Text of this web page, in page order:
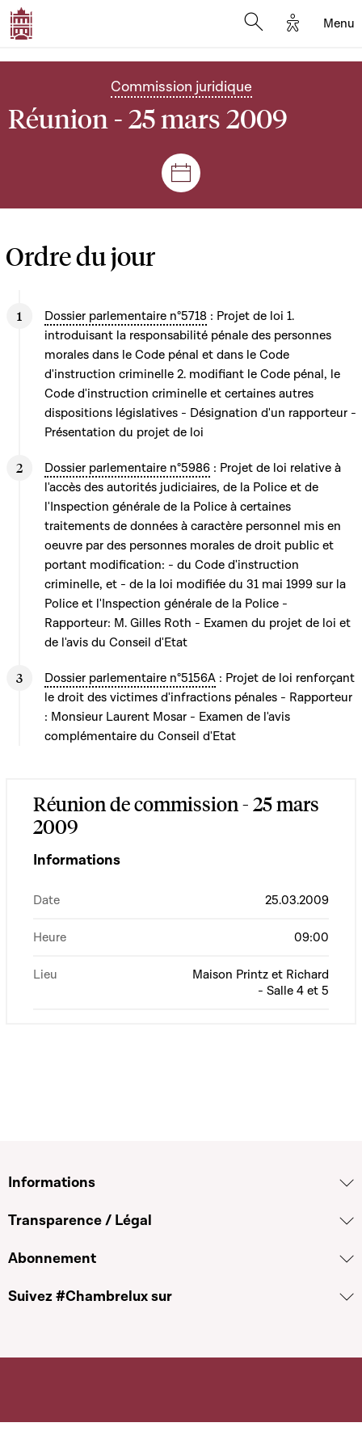
Options
Menu
Commission juridique
Réunion - 25 mars 2009
Séances et réunions
Ordre du jour
Dossier parlementaire n°5718 : Projet de loi 1.
introduisant la responsabilité pénale des personnes
morales dans le Code pénal et dans le Code
d'instruction criminelle 2. modifiant le Code pénal, le
Code d'instruction criminelle et certaines autres
dispositions législatives - Désignation d'un rapporteur -
Présentation du projet de loi
Dossier parlementaire n°5986 : Projet de loi relative à
l'accès des autorités judiciaires, de la Police et de
l'Inspection générale de la Police à certaines
traitements de données à caractère personnel mis en
oeuvre par des personnes morales de droit public et
portant modification: - du Code d'instruction
criminelle, et - de la loi modifiée du 31 mai 1999 sur la
Police et l'Inspection générale de la Police -
Rapporteur: M. Gilles Roth - Examen du projet de loi et
de l'avis du Conseil d'Etat
Dossier parlementaire n°5156A : Projet de loi renforçant
le droit des victimes d'infractions pénales - Rapporteur
: Monsieur Laurent Mosar - Examen de l'avis
complémentaire du Conseil d'Etat
Réunion de commission - 25 mars
2009
Informations
Date 25.03.2009
Heure 09:00
Lieu
Maison Printz et Richard
- Salle 4 et 5
Informations
Transparence / Légal
Abonnement
Suivez #Chambrelux sur